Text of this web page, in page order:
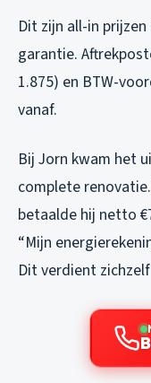
Dit zijn all-in
garantie.
1.875) en BTW-
vanaf.
Bij Jorn kwam het
complete
betaalde hij netto
“Mijn
Dit verdient